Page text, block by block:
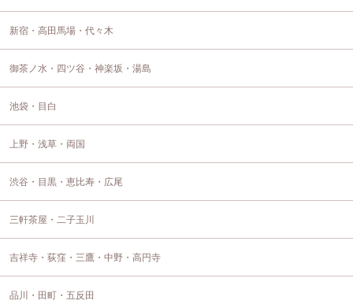
新宿・高田馬場・代々木
御茶ノ水・四ツ谷・神楽坂・湯島
池袋・目白
上野・浅草・両国
渋谷・目黒・恵比寿・広尾
三軒茶屋・二子玉川
吉祥寺・荻窪・三鷹・中野・高円寺
品川・田町・五反田